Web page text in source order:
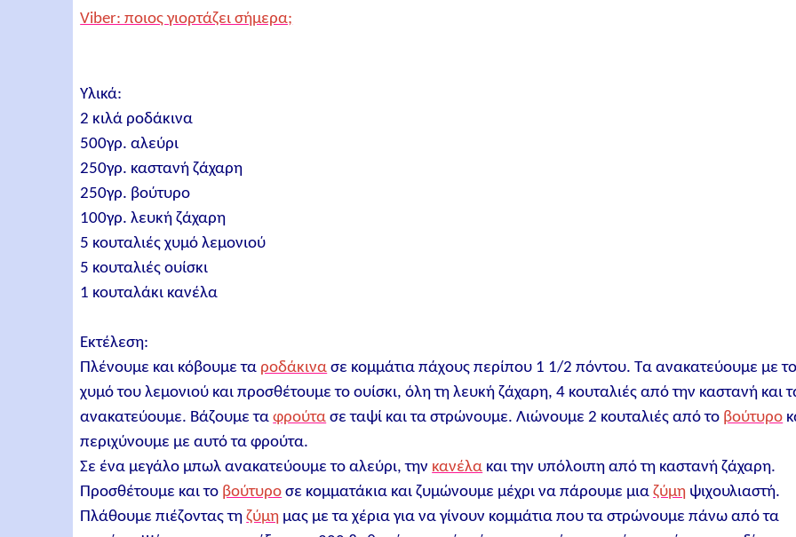
Viber: ποιος γιορτάζει σήμερα;
Υλικά:
2 κιλά ροδάκινα
500γρ. αλεύρι
250γρ. καστανή ζάχαρη
250γρ. βούτυρο
100γρ. λευκή ζάχαρη
5 κουταλιές χυμό λεμονιού
5 κουταλιές ουίσκι
1 κουταλάκι κανέλα
Εκτέλεση:
Πλένουμε και κόβουμε τα ροδάκινα σε κομμάτια πάχους περίπου 1 1/2 πόντου. Τα ανακατεύουμε με
χυμό του λεμονιού και προσθέτουμε το ουίσκι, όλη τη λευκή ζάχαρη, 4 κουταλιές από την καστανή και
ανακατεύουμε. Βάζουμε ταφρούτα σε ταψί και τα στρώνουμε. Λιώνουμε 2 κουταλιές από το βούτυρο
περιχύνουμε με αυτό τα φρούτα.
Σε ένα μεγάλο μπωλ ανακατεύουμε το αλεύρι, την κανέλα και την υπόλοιπη από τη καστανή ζάχαρη.
Προσθέτουμε και το βούτυρο σε κομματάκια και ζυμώνουμε μέχρι να πάρουμε μιαζύμη ψιχουλιαστή.
Πλάθουμε πιέζοντας τηζύμη μας με τα χέρια για να γίνουν κομμάτια που τα στρώνουμε πάνω από τα